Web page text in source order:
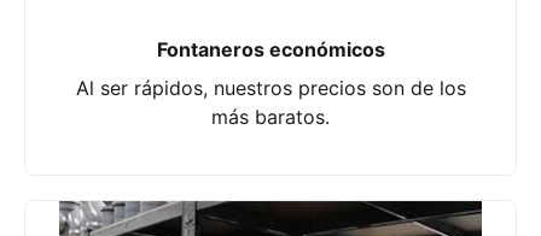
Fontaneros económicos
Al ser rápidos, nuestros precios son de los
más baratos.